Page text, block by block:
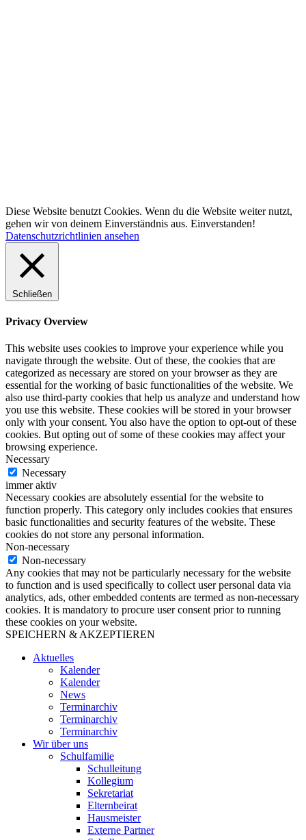
Diese Website benutzt Cookies. Wenn du die Website weiter nutzt,
gehen wir von deinem Einverständnis aus. Einverstanden!
Datenschutzrichtlinien ansehen
Schließen
Privacy Overview
This website uses cookies to improve your experience while you
navigate through the website. Out of these, the cookies that are
categorized as necessary are stored on your browser as they are
essential for the working of basic functionalities of the website. We
also use third-party cookies that help us analyze and understand how
you use this website. These cookies will be stored in your browser
only with your consent. You also have the option to opt-out of these
cookies. But opting out of some of these cookies may affect your
browsing experience.
Necessary
Necessary
immer aktiv
Necessary cookies are absolutely essential for the website to
function properly. This category only includes cookies that ensures
basic functionalities and security features of the website. These
cookies do not store any personal information.
Non-necessary
Non-necessary
Any cookies that may not be particularly necessary for the website
to function and is used specifically to collect user personal data via
analytics, ads, other embedded contents are termed as non-necessary
cookies. It is mandatory to procure user consent prior to running
these cookies on your website.
SPEICHERN & AKZEPTIEREN
Aktuelles
Kalender
Kalender
News
Terminarchiv
Terminarchiv
Terminarchiv
Wir über uns
Schulfamilie
Schulleitung
Kollegium
Sekretariat
Elternbeirat
Hausmeister
Externe Partner